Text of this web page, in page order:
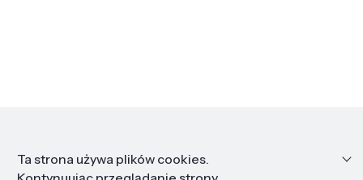
Informacje
Ta strona używa plików cookies.